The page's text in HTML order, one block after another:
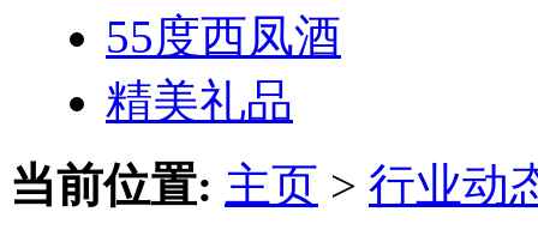
55度西凤酒
精美礼品
当前位置: 主页 > 行业动